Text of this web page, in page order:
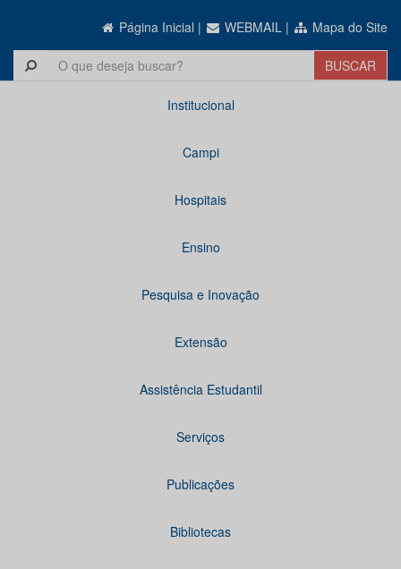
Página Inicial | WEBMAIL | Mapa do Site
Institucional
Campi
Hospitais
Ensino
Pesquisa e Inovação
Extensão
Assistência Estudantil
Serviços
Publicações
Bibliotecas